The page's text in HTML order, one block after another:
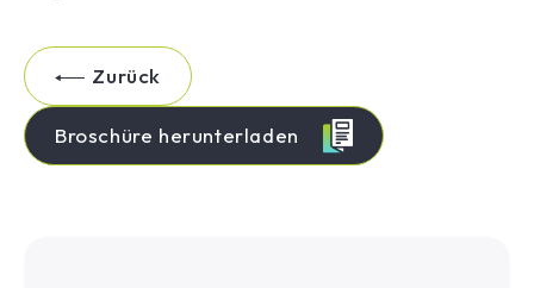
Zurück
Broschüre herunterladen